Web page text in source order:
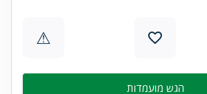
⚠
הגש מועמדות